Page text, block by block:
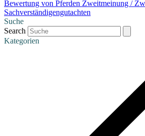
Bewertung von Pferden Zweitmeinung /
Sachverständigengutachten
Suche
Search
Kategorien